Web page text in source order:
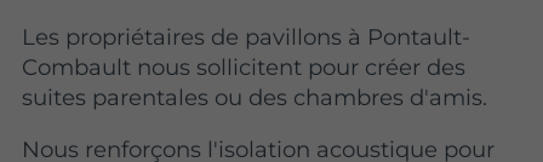
Les propriétaires de pavillons à Pontault-
Combault nous sollicitent pour créer des
suites parentales ou des chambres d'amis.
Nous renforçons l'isolation acoustique pour